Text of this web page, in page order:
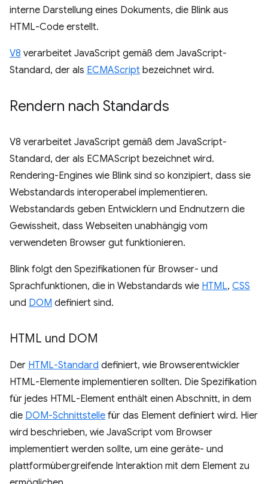
interne Darstellung eines Dokuments, die Blink aus
HTML-Code erstellt.
V8 verarbeitet JavaScript gemäß dem JavaScript-
Standard, der als ECMAScript bezeichnet wird.
Rendern nach Standards
V8 verarbeitet JavaScript gemäß dem JavaScript-
Standard, der als ECMAScript bezeichnet wird.
Rendering-Engines wie Blink sind so konzipiert, dass sie
Webstandards interoperabel implementieren.
Webstandards geben Entwicklern und Endnutzern die
Gewissheit, dass Webseiten unabhängig vom
verwendeten Browser gut funktionieren.
Blink folgt den Spezifikationen für Browser- und
Sprachfunktionen, die in Webstandards wie HTML, CSS
und DOM definiert sind.
HTML und DOM
Der HTML-Standard definiert, wie Browserentwickler
HTML-Elemente implementieren sollten. Die Spezifikation
für jedes HTML-Element enthält einen Abschnitt, in dem
die DOM-Schnittstelle für das Element definiert wird. Hier
wird beschrieben, wie JavaScript vom Browser
implementiert werden sollte, um eine geräte- und
plattformübergreifende Interaktion mit dem Element zu